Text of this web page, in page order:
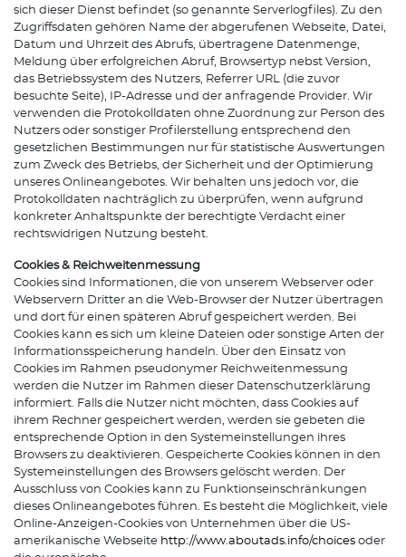
sich dieser Dienst befindet (so genannte Serverlogfiles). Zu den
Zugriffsdaten gehören Name der abgerufenen Webseite, Datei,
Datum und Uhrzeit des Abrufs, übertragene Datenmenge,
Meldung über erfolgreichen Abruf, Browsertyp nebst Version,
das Betriebssystem des Nutzers, Referrer URL (die zuvor
besuchte Seite), IP-Adresse und der anfragende Provider. Wir
verwenden die Protokolldaten ohne Zuordnung zur Person des
Nutzers oder sonstiger Profilerstellung entsprechend den
gesetzlichen Bestimmungen nur für statistische Auswertungen
zum Zweck des Betriebs, der Sicherheit und der Optimierung
unseres Onlineangebotes. Wir behalten uns jedoch vor, die
Protokolldaten nachträglich zu überprüfen, wenn aufgrund
konkreter Anhaltspunkte der berechtigte Verdacht einer
rechtswidrigen Nutzung besteht.
Cookies & Reichweitenmessung
Cookies sind Informationen, die von unserem Webserver oder
Webservern Dritter an die Web-Browser der Nutzer übertragen
und dort für einen späteren Abruf gespeichert werden. Bei
Cookies kann es sich um kleine Dateien oder sonstige Arten der
Informationsspeicherung handeln. Über den Einsatz von
Cookies im Rahmen pseudonymer Reichweitenmessung
werden die Nutzer im Rahmen dieser Datenschutzerklärung
informiert. Falls die Nutzer nicht möchten, dass Cookies auf
ihrem Rechner gespeichert werden, werden sie gebeten die
entsprechende Option in den Systemeinstellungen ihres
Browsers zu deaktivieren. Gespeicherte Cookies können in den
Systemeinstellungen des Browsers gelöscht werden. Der
Ausschluss von Cookies kann zu Funktionseinschränkungen
dieses Onlineangebotes führen. Es besteht die Möglichkeit, viele
Online-Anzeigen-Cookies von Unternehmen über die US-
amerikanische Webseite http://www.aboutads.info/choices oder